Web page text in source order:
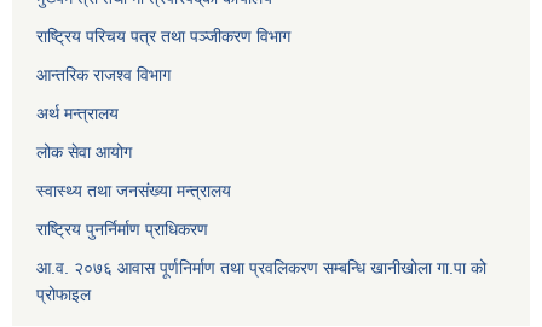
राष्ट्रिय परिचय पत्र तथा पञ्जीकरण विभाग
आन्तरिक राजश्व विभाग
अर्थ मन्त्रालय
लोक सेवा आयोग
स्वास्थ्य तथा जनसंख्या मन्त्रालय
राष्ट्रिय पुनर्निर्माण प्राधिकरण
आ.व. २०७६ आवास पूर्णनिर्माण तथा प्रवलिकरण सम्बन्धि खानीखोला गा.पा को
प्रोफाइल